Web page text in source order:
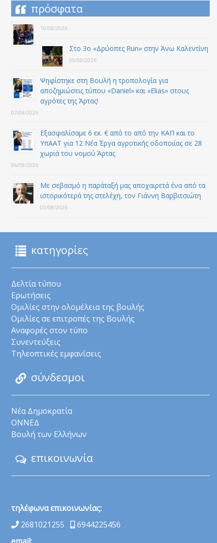
πρόσφατα
10/08/2026
Στο 3ο «Δρύοπες Run» στην Άνω Καλεντίνη
09/08/2026
Ψηφίστηκε στη Βουλή η τροπολογία για
αποζημιώσεις τύπου «Daniel» και «Elias» στους
αγρότες της Άρτας!
07/08/2026
Εξασφαλίσαμε 6 εκ. € από το από την ΚΑΠ και το
ΥπΑΑΤ για 12 Nέα Έργα αγροτικής οδοποιίας σε 28
χωριά του νομού Άρτας
06/08/2026
Με σεβασμό η παράταξή μας αποχαιρετά ένα από τα
ιστορικότερά της στελέχη, τον Γιάννη Βαρβιτσιώτη
03/08/2026
κατηγορίες
Δελτία τύπου
Ερωτήσεις
Ομιλίες στην ολομέλεια της βουλής
Ομιλίες σε επιτροπές της Βουλής
Αναφορές στον τύπο
Συνεντεύξεις
Τηλεοπτικές εμφανίσεις
σύνδεσμοι
Νέα Δημοκρατία
ΟΝΝΕΔ
Βουλή των Ελλήνων
επικοινωνία
τηλέφωνα επικοινωνίας:
2681021255
6944225456